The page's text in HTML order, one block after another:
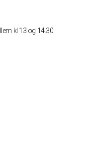
kl 13 og 14.30: